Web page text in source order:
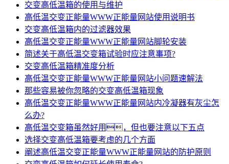
交变高低温箱的使用与维护
高低温交变正能量WWW正能量网站使用说明书
交变高低温箱内的过滤器效果
高低温交变正能量WWW正能量网站脚轮安装
简述关于高低温交变箱试验时应注意事项?
交变高低温箱精准度分析
高低温交变正能量WWW正能量网站小问题速解法
那些容易被你忽略的交变高低温箱现象
高低温交变正能量WWW正能量网站内冷凝器有灰尘怎
么办?
高低温交变箱虽然好用，但也要注意以下五点
选择交变高低温箱要考虑的几个方面
阐述高低温交变正能量WWW正能量网站的防护原则